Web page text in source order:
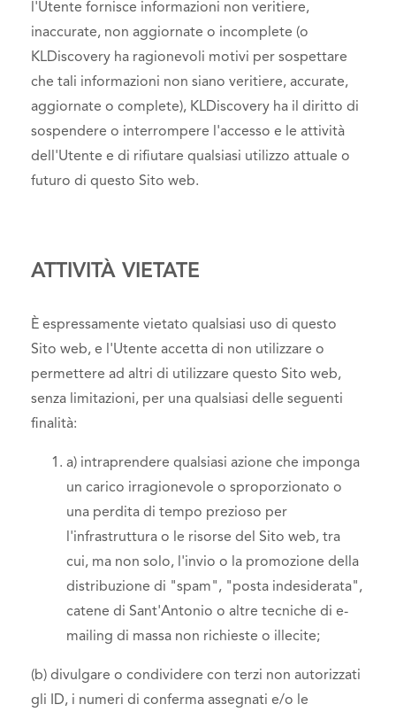
l'Utente fornisce informazioni non veritiere,
inaccurate, non aggiornate o incomplete (o
KLDiscovery ha ragionevoli motivi per sospettare
che tali informazioni non siano veritiere, accurate,
aggiornate o complete), KLDiscovery ha il diritto di
sospendere o interrompere l'accesso e le attività
dell'Utente e di rifiutare qualsiasi utilizzo attuale o
futuro di questo Sito web.
ATTIVITÀ VIETATE
È espressamente vietato qualsiasi uso di questo
Sito web, e l'Utente accetta di non utilizzare o
permettere ad altri di utilizzare questo Sito web,
senza limitazioni, per una qualsiasi delle seguenti
finalità:
a) intraprendere qualsiasi azione che imponga
un carico irragionevole o sproporzionato o
una perdita di tempo prezioso per
l'infrastruttura o le risorse del Sito web, tra
cui, ma non solo, l'invio o la promozione della
distribuzione di "spam", "posta indesiderata",
catene di Sant'Antonio o altre tecniche di e-
mailing di massa non richieste o illecite;
(b) divulgare o condividere con terzi non autorizzati
gli ID, i numeri di conferma assegnati e/o le